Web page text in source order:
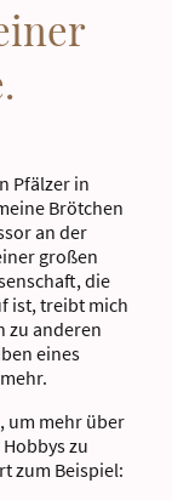
Pfälzer in
Brötchen
an der
großen
die
ist, treibt mich
zu anderen
eines
um mehr über
zu
zum Beispiel: